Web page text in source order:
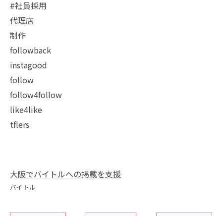
#社員採用
代理店
制作
followback
instagood
follow
follow4follow
like4like
tflers
大阪でバイトルへの掲載を支援
バイトル